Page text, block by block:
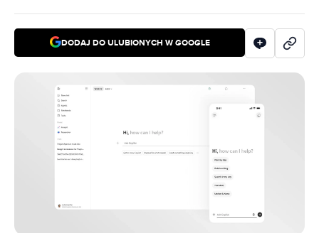
DODAJ DO ULUBIONYCH W GOOGLE